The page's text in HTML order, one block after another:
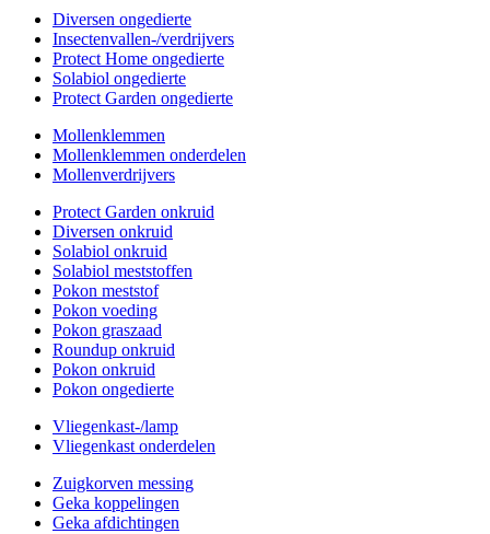
Diversen ongedierte
Insectenvallen-/verdrijvers
Protect Home ongedierte
Solabiol ongedierte
Protect Garden ongedierte
Mollenklemmen
Mollenklemmen onderdelen
Mollenverdrijvers
Protect Garden onkruid
Diversen onkruid
Solabiol onkruid
Solabiol meststoffen
Pokon meststof
Pokon voeding
Pokon graszaad
Roundup onkruid
Pokon onkruid
Pokon ongedierte
Vliegenkast-/lamp
Vliegenkast onderdelen
Zuigkorven messing
Geka koppelingen
Geka afdichtingen